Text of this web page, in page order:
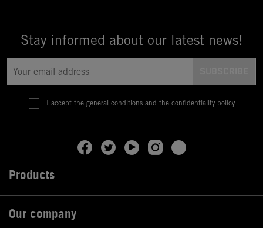
Stay informed about our latest news!
I accept the general conditions and the confidentiality policy
Products
Our company